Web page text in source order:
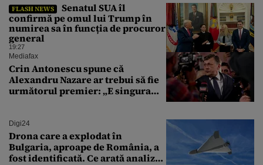
FLASH NEWS
Senatul SUA îl
confirmă pe omul lui Trump în
numirea sa în funcția de procuror
general
19:27
Mediafax
Crin Antonescu spune că
Alexandru Nazare ar trebui să fie
următorul premier: „E singura
Digi24
Drona care a explodat în
Bulgaria, aproape de România, a
fost identificată. Ce arată analiza